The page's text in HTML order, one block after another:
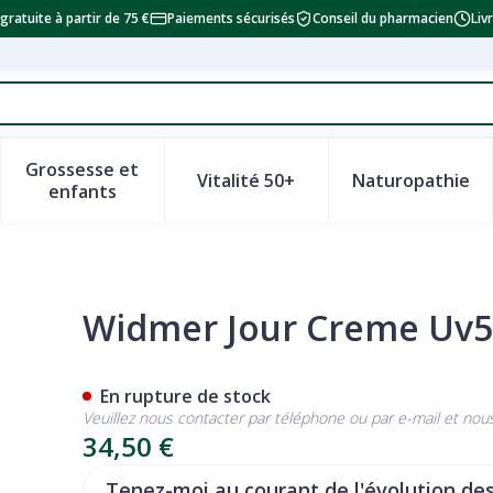
à partir de 75 € Paiements sécurisés Conseil du pharmacien
Beauté, soins et hygiène
sous-menu pour la catégorie Régime, alimentation &
Grossesse et
enfantsAfficher le sous-menu pour la catégorie
Vitalité 50+Afficher le sous-menu pour
Naturopathie
Afficher
parf Pot 50ml
Widmer Jour Creme
34,50 €
En rupture de stock
Veuillez nous contacter par téléphone ou par e-mail et